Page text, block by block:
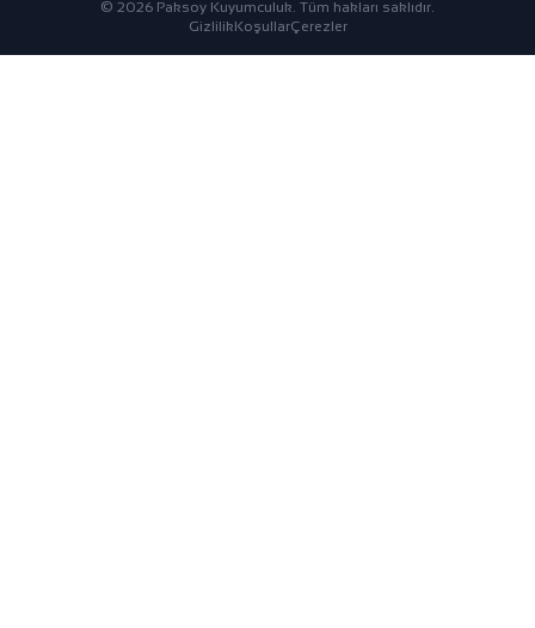
© 2026 Paksoy Kuyumculuk. Tüm hakları saklıdır.
GizlilikKoşullarÇerezler